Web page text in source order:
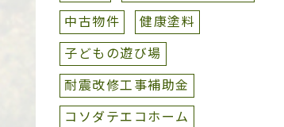
中古物件
健康塗料
子どもの遊び場
耐震改修工事補助金
コソダテエコホーム